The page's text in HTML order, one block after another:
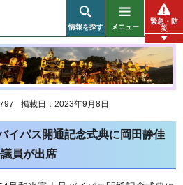
情報を探す メニュー
緊急・防
災
掲載日：2023年9月8日
イパス開通記念式典に岡田静佳
員が出席